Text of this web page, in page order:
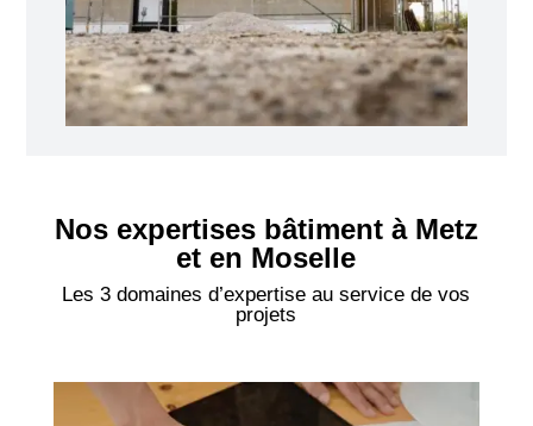
Nos expertises bâtiment à Metz
et en Moselle
Les 3 domaines d’expertise au service de vos
projets